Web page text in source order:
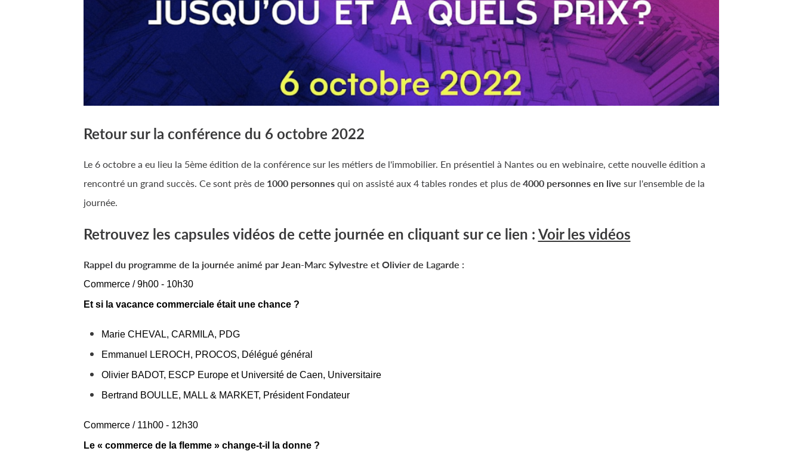
Retour sur la conférence du 6 octobre 2022
Le 6 octobre a eu lieu la 5ème édition de la conférence sur les métiers de l'immobilier. En présentiel à Nantes ou en webinaire, cette nouvelle édition a
rencontré un grand succès. Ce sont près de 1000 personnesqui on assisté aux 4 tables rondes et plus de4000 personnes en live sur l'ensemble de la
journée.
Retrouvez les capsules vidéos de cette journée en cliquant sur ce lien :Voir les vidéos
Rappel du programme de la journée animé par Jean-Marc Sylvestre et Olivier de Lagarde :
Commerce / 9h00 - 10h30
Et si la vacance commerciale était une chance ?
Marie CHEVAL, CARMILA, PDG
Emmanuel LEROCH, PROCOS, Délégué général
Olivier BADOT, ESCP Europe et Université de Caen, Universitaire
Bertrand BOULLE, MALL & MARKET, Président Fondateur
Commerce / 11h00 - 12h30
Le « commerce de la flemme » change-t-il la donne ?